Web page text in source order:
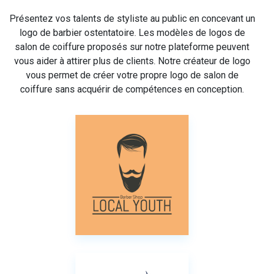
Présentez vos talents de styliste au public en concevant un
logo de barbier ostentatoire. Les modèles de logos de
salon de coiffure proposés sur notre plateforme peuvent
vous aider à attirer plus de clients. Notre créateur de logo
vous permet de créer votre propre logo de salon de
coiffure sans acquérir de compétences en conception.